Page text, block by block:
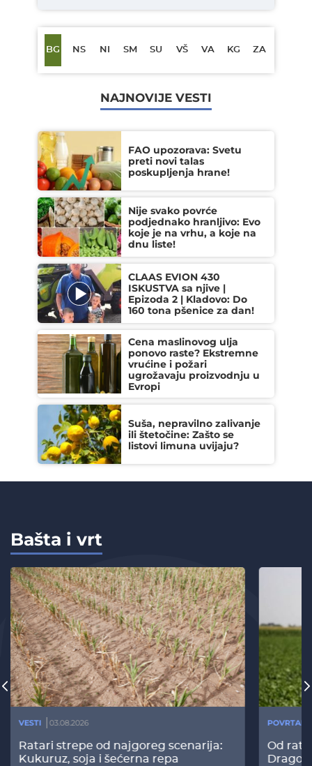
BG NS NI SM SU VŠ VA KG ZA
NAJNOVIJE VESTI
FAO upozorava: Svetu
preti novi talas
poskupljenja hrane!
Nije svako povrće
podjednako hranljivo: Evo
koje je na vrhu, a koje na
dnu liste!
CLAAS EVION 430
ISKUSTVA sa njive |
Epizoda 2 | Kladovo: Do
160 tona pšenice za dan!
Cena maslinovog ulja
ponovo raste? Ekstremne
vrućine i požari
ugrožavaju proizvodnju u
Evropi
Suša, nepravilno zalivanje
ili štetočine: Zašto se
listovi limuna uvijaju?
Bašta i vrt
VESTI 03.08.2026
Ratari strepe od najgoreg scenarija:
Kukuruz, soja i šećerna repa
Od